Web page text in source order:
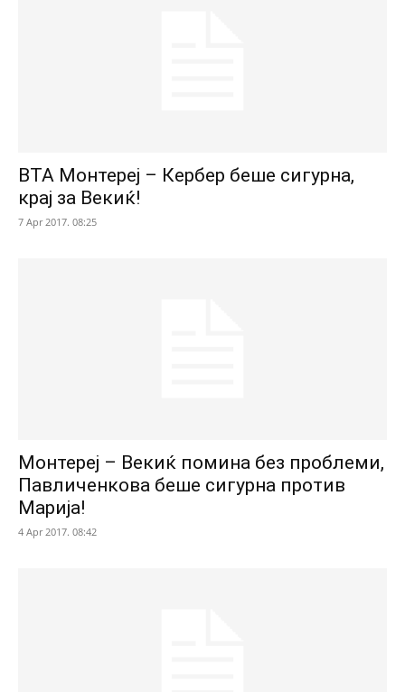
ВТА Монтереј – Кербер беше сигурна,
крај за Векиќ!
7 Apr 2017. 08:25
Монтереј – Векиќ помина без проблеми,
Павличенкова беше сигурна против
Марија!
4 Apr 2017. 08:42